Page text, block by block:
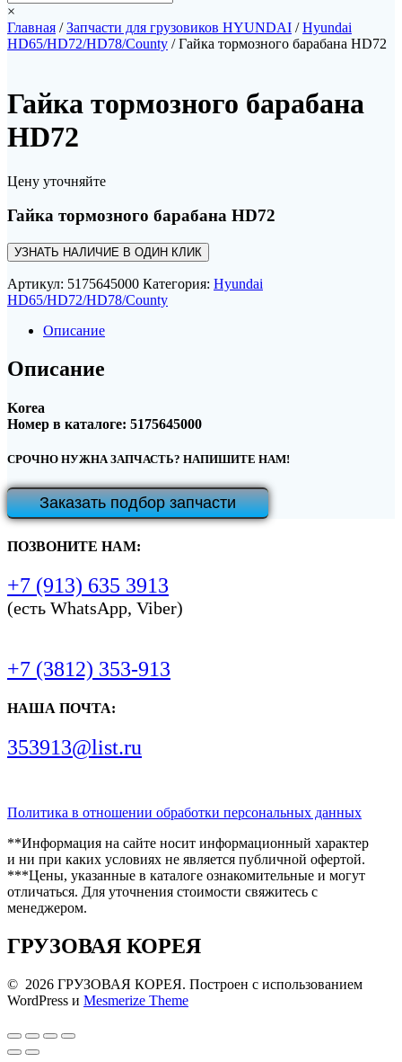
×
Главная /Запчасти для грузовиков HYUNDAI /Hyundai
HD65/HD72/HD78/County / Гайка тормозного барабана HD72
Гайка тормозного барабана
HD72
Цену уточняйте
Гайка тормозного барабана HD72
УЗНАТЬ НАЛИЧИЕ В ОДИН КЛИК
Артикул: 5175645000 Категория: Hyundai
HD65/HD72/HD78/County
Описание
Описание
Korea
Номер в каталоге: 5175645000
СРОЧНО НУЖНА ЗАПЧАСТЬ? НАПИШИТЕ НАМ!
Заказать подбор запчасти
ПОЗВОНИТЕ НАМ:
+7 (913) 635 3913
(есть WhatsApp, Viber)
+7 (3812) 353-913
НАША ПОЧТА:
353913@list.ru
Политика в отношении обработки персональных данных
**Информация на сайте носит информационный характер
и ни при каких условиях не является публичной офертой.
***Цены, указанные в каталоге ознакомительные и могут
отличаться. Для уточнения стоимости свяжитесь с
менеджером.
ГРУЗОВАЯ КОРЕЯ
© 2026 ГРУЗОВАЯ КОРЕЯ. Построен с использованием
WordPress и Mesmerize Theme